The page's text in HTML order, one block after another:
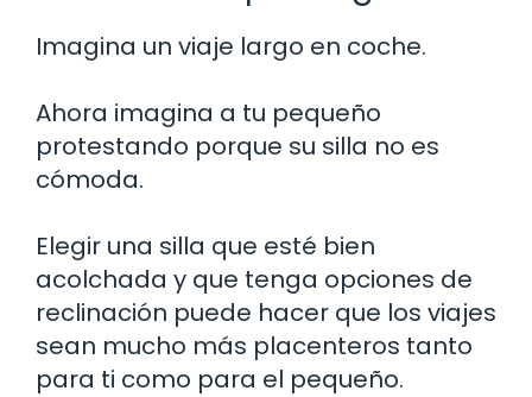
Imagina un viaje largo en coche.
Ahora imagina a tu pequeño
protestando porque su silla no es
cómoda.
Elegir una silla que esté bien
acolchada y que tenga opciones de
reclinación puede hacer que los viajes
sean mucho más placenteros tanto
para ti como para el pequeño.